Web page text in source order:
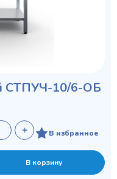
СТПУЧ-10/6-ОБ
В избранное
В корзину